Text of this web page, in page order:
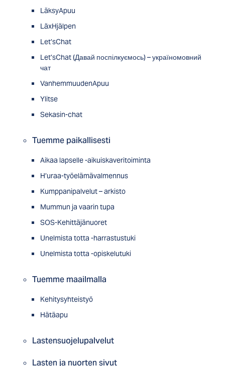
LäksyApuu
LäxHjälpen
Let’sChat
Let’sChat (Давай поспілкуємось) – україномовний
чат
VanhemmuudenApuu
Ylitse
Sekasin-chat
Tuemme paikallisesti
Aikaa lapselle -aikuiskaveritoiminta
H’uraa-työelämävalmennus
Kumppanipalvelut – arkisto
Mummun ja vaarin tupa
SOS-Kehittäjänuoret
Unelmista totta -harrastustuki
Unelmista totta -opiskelutuki
Tuemme maailmalla
Kehitysyhteistyö
Hätäapu
Lastensuojelupalvelut